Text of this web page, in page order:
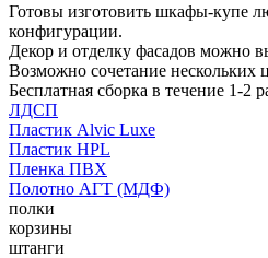
Готовы изготовить шкафы-купе
конфигурации.
Декор и отделку фасадов можно
Возможно сочетание нескольких
Бесплатная сборка в течение 1-2
ЛДСП
Пластик Alvic Luxe
Пластик HPL
Пленка ПВХ
Полотно АГТ (МДФ)
полки
корзины
штанги